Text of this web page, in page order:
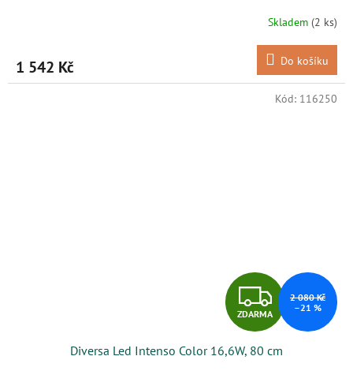
R
M
A
Skladem (2 ks)
1 542 Kč Do košíku
Z
D
A
ZDARMA
2 080 Kč
–21 %
Diversa Led Intenso Color 16,6W, 80 cm
Kód: 116250